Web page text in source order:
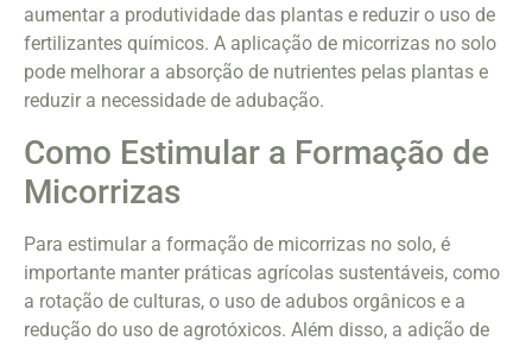
aumentar a produtividade das plantas e reduzir o uso de
fertilizantes químicos. A aplicação de micorrizas no solo
pode melhorar a absorção de nutrientes pelas plantas e
reduzir a necessidade de adubação.
Como Estimular a Formação de
Micorrizas
Para estimular a formação de micorrizas no solo, é
importante manter práticas agrícolas sustentáveis, como
a rotação de culturas, o uso de adubos orgânicos e a
redução do uso de agrotóxicos. Além disso, a adição de